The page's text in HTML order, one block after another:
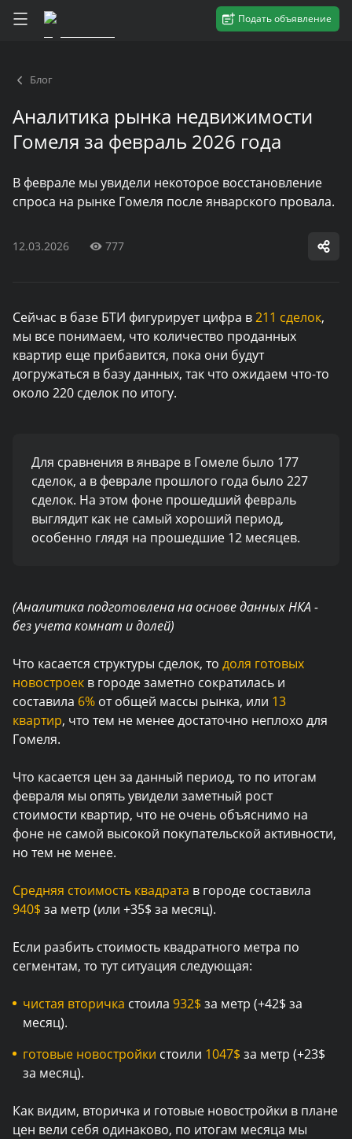
Подать объявление
Блог
Аналитика рынка недвижимости
Гомеля за февраль 2026 года
В феврале мы увидели некоторое восстановление
спроса на рынке Гомеля после январского провала.
12.03.2026 777
Сейчас в базе БТИ фигурирует цифра в211 сделок,
мы все понимаем, что количество проданных
квартир еще прибавится, пока они будут
догружаться в базу данных, так что ожидаем что-то
около 220 сделок по итогу.
Для сравнения в январе в Гомеле было 177
сделок, а в феврале прошлого года было 227
сделок. На этом фоне прошедший февраль
выглядит как не самый хороший период,
особенно глядя на прошедшие 12 месяцев.
(Аналитика подготовлена на основе данных НКА -
без учета комнат и долей)
Что касается структуры сделок, то доля готовых
новостроек в городе заметно сократилась и
составила 6% от общей массы рынка, или 13
квартир, что тем не менее достаточно неплохо для
Гомеля.
Что касается цен за данный период, то по итогам
февраля мы опять увидели заметный рост
стоимости квартир, что не очень объяснимо на
фоне не самой высокой покупательской активности,
но тем не менее.
Средняя стоимость квадрата в городе составила
940$ за метр (или +35$ за месяц).
Если разбить стоимость квадратного метра по
сегментам, то тут ситуация следующая:
чистая вторичка стоила 932$ за метр (+42$ за
месяц).
готовые новостройки стоили 1047$ за метр (+23$
за месяц).
Как видим, вторичка и готовые новостройки в плане
цен вели себя одинаково, по итогам месяца мы